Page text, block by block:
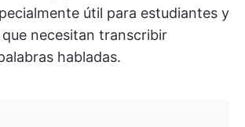
útil para estudiantes y
necesitan transcribir
habladas.